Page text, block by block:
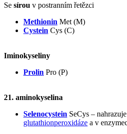
Se sírou v postranním řetězci
Methionin Met (M)
Cystein Cys (C)
Iminokyseliny
Prolin Pro (P)
21. aminokyselina
Selenocystein SeCys –
glutathionperoxidáze a v